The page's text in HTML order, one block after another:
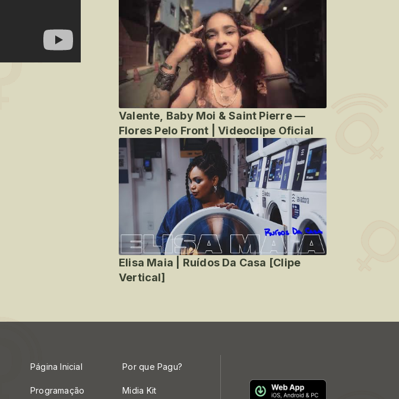
Valente, Baby Moi & Saint Pierre —
Flores Pelo Front | Videoclipe Oficial
Elisa Maia | Ruídos Da Casa [Clipe
Vertical]
Página Inicial
Programação
Por que Pagu?
Midia Kit